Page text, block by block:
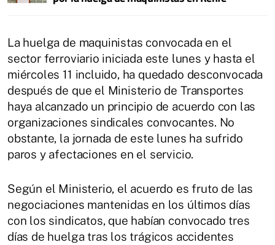
La huelga de maquinistas convocada en el
sector ferroviario iniciada este lunes y hasta el
miércoles 11 incluido, ha quedado desconvocada
después de que el Ministerio de Transportes
haya alcanzado un principio de acuerdo con las
organizaciones sindicales convocantes. No
obstante, la jornada de este lunes ha sufrido
paros y afectaciones en el servicio.
Según el Ministerio, el acuerdo es fruto de las
negociaciones mantenidas en los últimos días
con los sindicatos, que habían convocado tres
días de huelga tras los trágicos accidentes